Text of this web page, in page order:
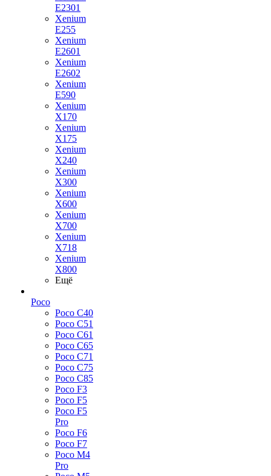
E2301
Xenium
E255
Xenium
E2601
Xenium
E2602
Xenium
E590
Xenium
X170
Xenium
X175
Xenium
X240
Xenium
X300
Xenium
X600
Xenium
X700
Xenium
X718
Xenium
X800
Ещё
Poco
Poco C40
Poco C51
Poco C61
Poco C65
Poco C71
Poco C75
Poco C85
Poco F3
Poco F5
Poco F5
Pro
Poco F6
Poco F7
Poco M4
Pro